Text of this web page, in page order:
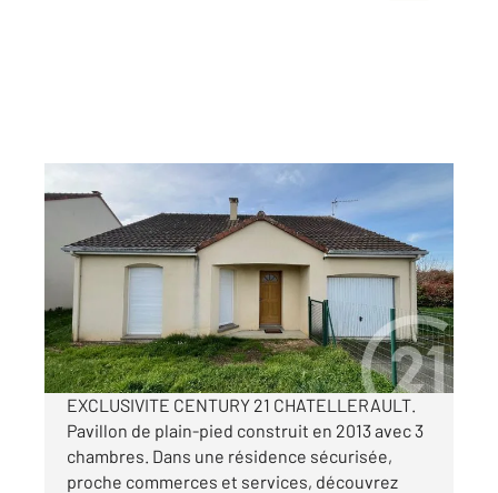
CHATELLERAULT 86
83,90 m , 5 pièces
Ref : 11751
Maison à vendre
171 640 €
Visiter le site dédié
EXCLUSIVITE CENTURY 21 CHATELLERAULT.
Pavillon de plain-pied construit en 2013 avec 3
chambres. Dans une résidence sécurisée,
proche commerces et services, découvrez